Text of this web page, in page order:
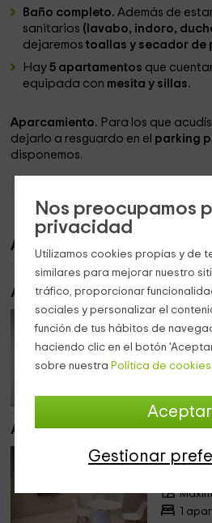
Nos preocupamos
privacidad
Utilizamos cookies propias y de
similares para mejorar nuestro
tráfico, proporcionar
sociales y personalizar el
función de tus hábitos de
haciendo clic en el botón
sobre nuestra Política de cookies.
Aceptar
Gestionar
Baño completo.Además de
sanitarios (lavabo, indoro,
dejaremos toallas y secador de
Hay5 apartamentos que
equipada con mesita y sillas.
Aparcamiento. Para los que
dejarlo a resguardo en el parking
disponemos.
Apartamentos
Apartamento 1
Apartamento 2
1